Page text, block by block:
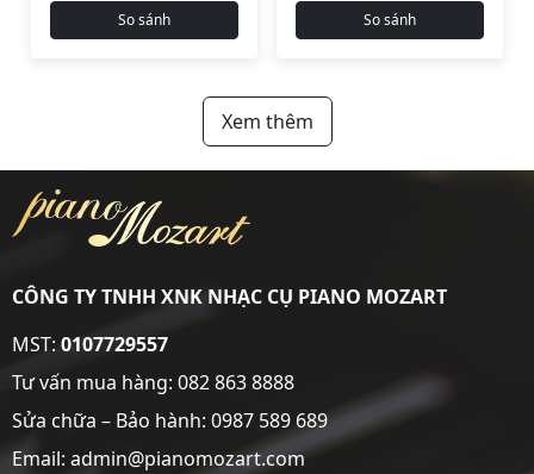
So sánh So sánh
Xem thêm
CÔNG TY TNHH XNK NHẠC CỤ PIANO MOZART
MST:0107729557
Tư vấn mua hàng: 082 863 8888
Sửa chữa – Bảo hành: 0987 589 689
Email: admin@pianomozart.com